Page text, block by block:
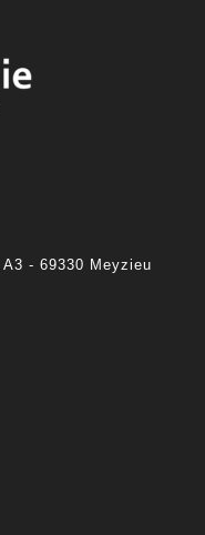
- 69330 Meyzieu